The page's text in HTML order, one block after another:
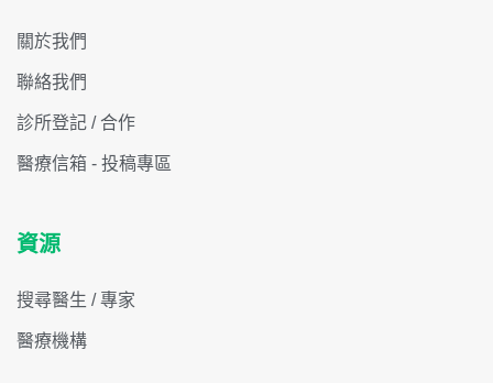
關於我們
聯絡我們
診所登記 / 合作
醫療信箱 - 投稿專區
資源
搜尋醫生 / 專家
醫療機構